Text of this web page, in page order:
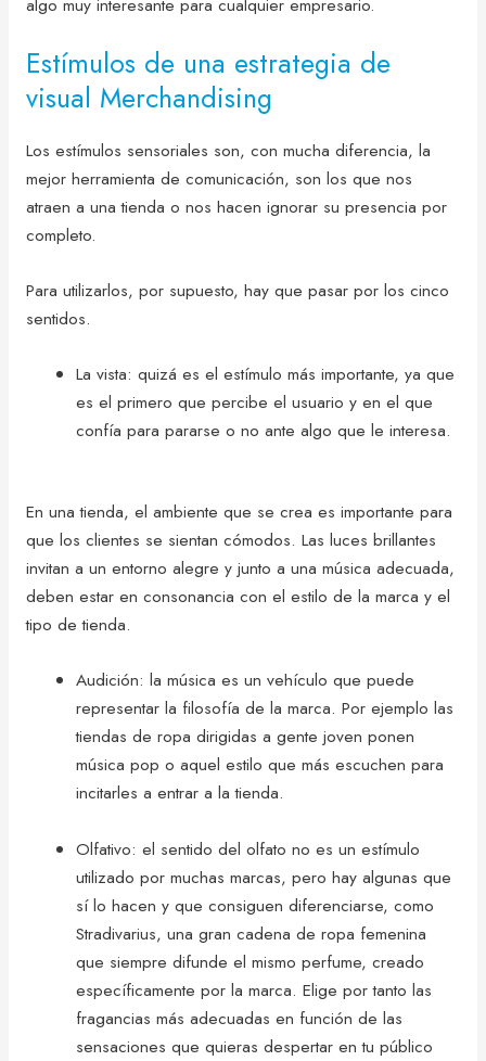
Estímulos de una estrategia de
visual Merchandising
Los estímulos sensoriales son, con mucha diferencia, la
mejor herramienta de comunicación, son los que nos
atraen a una tienda o nos hacen ignorar su presencia por
completo.
Para utilizarlos, por supuesto, hay que pasar por los cinco
sentidos.
La vista: quizá es el estímulo más importante, ya que
es el primero que percibe el usuario y en el que
confía para pararse o no ante algo que le interesa.
En una tienda, el ambiente que se crea es importante para
que los clientes se sientan cómodos. Las luces brillantes
invitan a un entorno alegre y junto a una música adecuada,
deben estar en consonancia con el estilo de la marca y el
tipo de tienda.
Audición: la música es un vehículo que puede
representar la filosofía de la marca. Por ejemplo las
tiendas de ropa dirigidas a gente joven ponen
música pop o aquel estilo que más escuchen para
incitarles a entrar a la tienda.
Olfativo: el sentido del olfato no es un estímulo
utilizado por muchas marcas, pero hay algunas que
sí lo hacen y que consiguen diferenciarse, como
Stradivarius, una gran cadena de ropa femenina
que siempre difunde el mismo perfume, creado
específicamente por la marca. Elige por tanto las
fragancias más adecuadas en función de las
sensaciones que quieras despertar en tu público